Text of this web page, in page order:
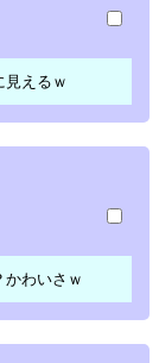
見えるｗ
わいさｗ